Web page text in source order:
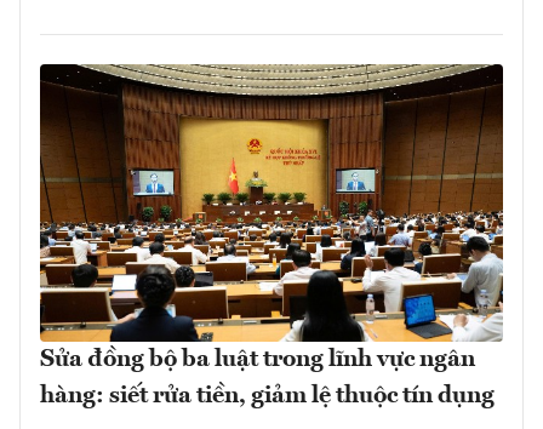
Sửa đồng bộ ba luật trong lĩnh vực ngân
hàng: siết rửa tiền, giảm lệ thuộc tín dụng